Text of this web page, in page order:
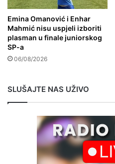
Emina Omanović i Enhar
Mahmić nisu uspjeli izboriti
plasman u finale juniorskog
SP-a
06/08/2026
SLUŠAJTE NAS UŽIVO